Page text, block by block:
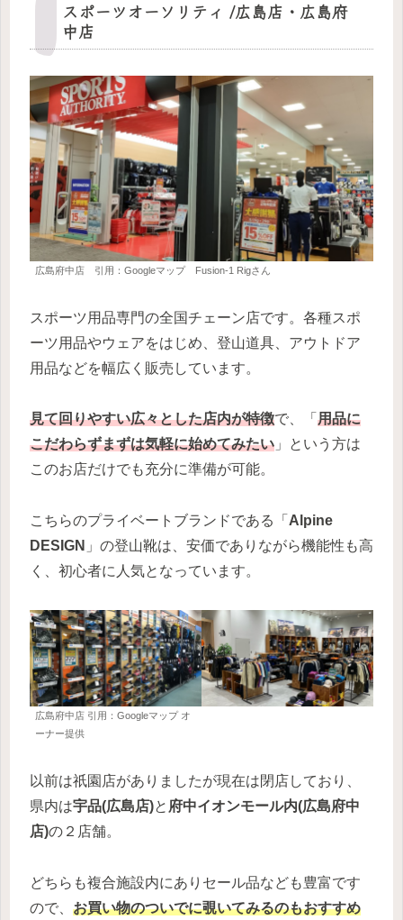
スポーツオーソリティ /広島店・広島府
中店
広島府中店 引用：Googleマップ Fusion-1 Rigさん
スポーツ用品専門の全国チェーン店です。各種スポ
ーツ用品やウェアをはじめ、登山道具、アウトドア
用品などを幅広く販売しています。
見て回りやすい広々とした店内が特徴で、「 用品に
こだわらずまずは気軽に始めてみたい 」という方は
このお店だけでも充分に準備が可能。
こちらのプライベートブランドである「 Alpine
DESIGN 」の登山靴は、安価でありながら機能性も高
く、初心者に人気となっています。
広島府中店 引用：Googleマップ オ
ーナー提供
以前は祇園店がありましたが現在は閉店しており、
県内は宇品(広島店)と 府中イオンモール内(広島府中
店)の２店舗。
どちらも複合施設内にありセール品なども豊富です
ので、 お買い物のついでに覗いてみるのもおすすめ